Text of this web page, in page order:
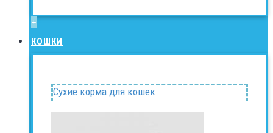
+
КОШКИ
Сухие корма для кошек